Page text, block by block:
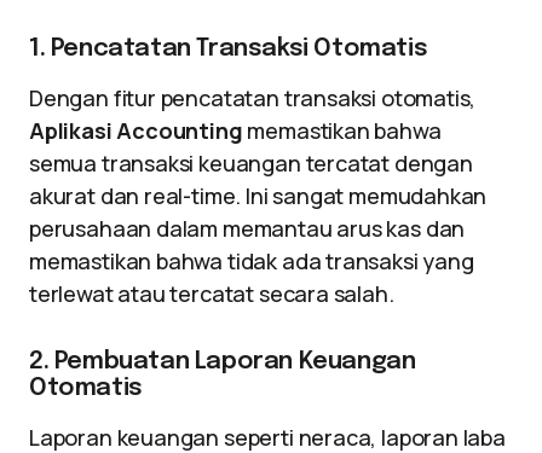
1. Pencatatan Transaksi Otomatis
Dengan fitur pencatatan transaksi otomatis,
Aplikasi Accounting memastikan bahwa
semua transaksi keuangan tercatat dengan
akurat dan real-time. Ini sangat memudahkan
perusahaan dalam memantau arus kas dan
memastikan bahwa tidak ada transaksi yang
terlewat atau tercatat secara salah.
2. Pembuatan Laporan Keuangan
Otomatis
Laporan keuangan seperti neraca, laporan laba